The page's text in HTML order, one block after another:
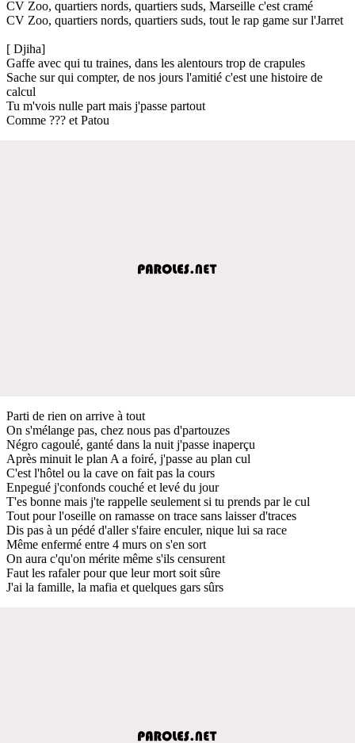
CV Zoo, quartiers nords, quartiers suds, Marseille c'est cramé
CV Zoo, quartiers nords, quartiers suds, tout le rap game sur l'Jarret
[ Djiha]
Gaffe avec qui tu traines, dans les alentours trop de crapules
Sache sur qui compter, de nos jours l'amitié c'est une histoire de
calcul
Tu m'vois nulle part mais j'passe partout
Comme ??? et Patou
Parti de rien on arrive à tout
On s'mélange pas, chez nous pas d'partouzes
Négro cagoulé, ganté dans la nuit j'passe inaperçu
Après minuit le plan A a foiré, j'passe au plan cul
C'est l'hôtel ou la cave on fait pas la cours
Enpegué j'confonds couché et levé du jour
T'es bonne mais j'te rappelle seulement si tu prends par le cul
Tout pour l'oseille on ramasse on trace sans laisser d'traces
Dis pas à un pédé d'aller s'faire enculer, nique lui sa race
Même enfermé entre 4 murs on s'en sort
On aura c'qu'on mérite même s'ils censurent
Faut les rafaler pour que leur mort soit sûre
J'ai la famille, la mafia et quelques gars sûrs